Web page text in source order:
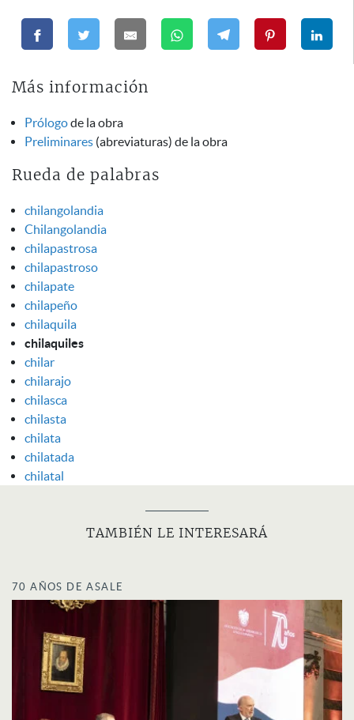
Más información
Prólogode la obra
Preliminares (abreviaturas) de la obra
Rueda de palabras
chilangolandia
Chilangolandia
chilapastrosa
chilapastroso
chilapate
chilapeño
chilaquila
chilaquiles
chilar
chilarajo
chilasca
chilasta
chilata
chilatada
chilatal
TAMBIÉN LE INTERESARÁ
70 AÑOS DE ASALE